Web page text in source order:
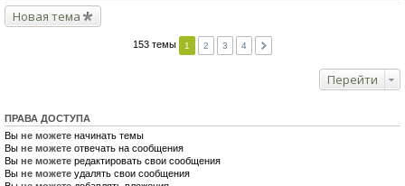
Новая тема
153 темы 1 2 3 4
Перейти
ПРАВА ДОСТУПА
Вы не можете начинать темы
Вы не можете отвечать на сообщения
Вы не можете редактировать свои сообщения
Вы не можете удалять свои сообщения